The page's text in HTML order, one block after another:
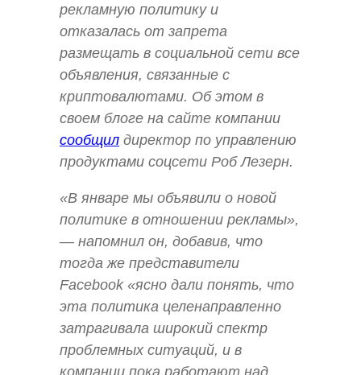
рекламную политику и
отказалась от запрета
размещать в социальной сети все
объявления, связанные с
криптовалютами. Об этом в
своем блоге на сайте компании
сообщил директор по управлению
продуктами соцсети Роб Лезерн.
«В январе мы объявили о новой
политике в отношении рекламы»,
— напомнил он, добавив, что
тогда же представители
Facebook «ясно дали понять, что
эта политика целенаправленно
затрагивала широкий спектр
проблемных ситуаций, и в
компании пока работают над